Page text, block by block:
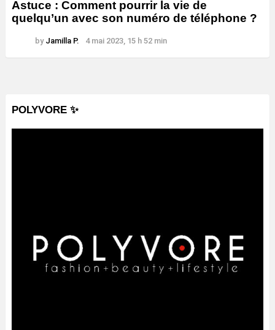
Astuce : Comment pourrir la vie de
quelqu’un avec son numéro de téléphone ?
by Jamilla P. 4 mai 2023, 15 h 52 min
POLYVORE ✨